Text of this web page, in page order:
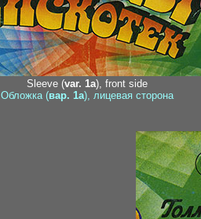
Sleeve (var. 1a), front side
Обложка (вар. 1a), лицевая сторона